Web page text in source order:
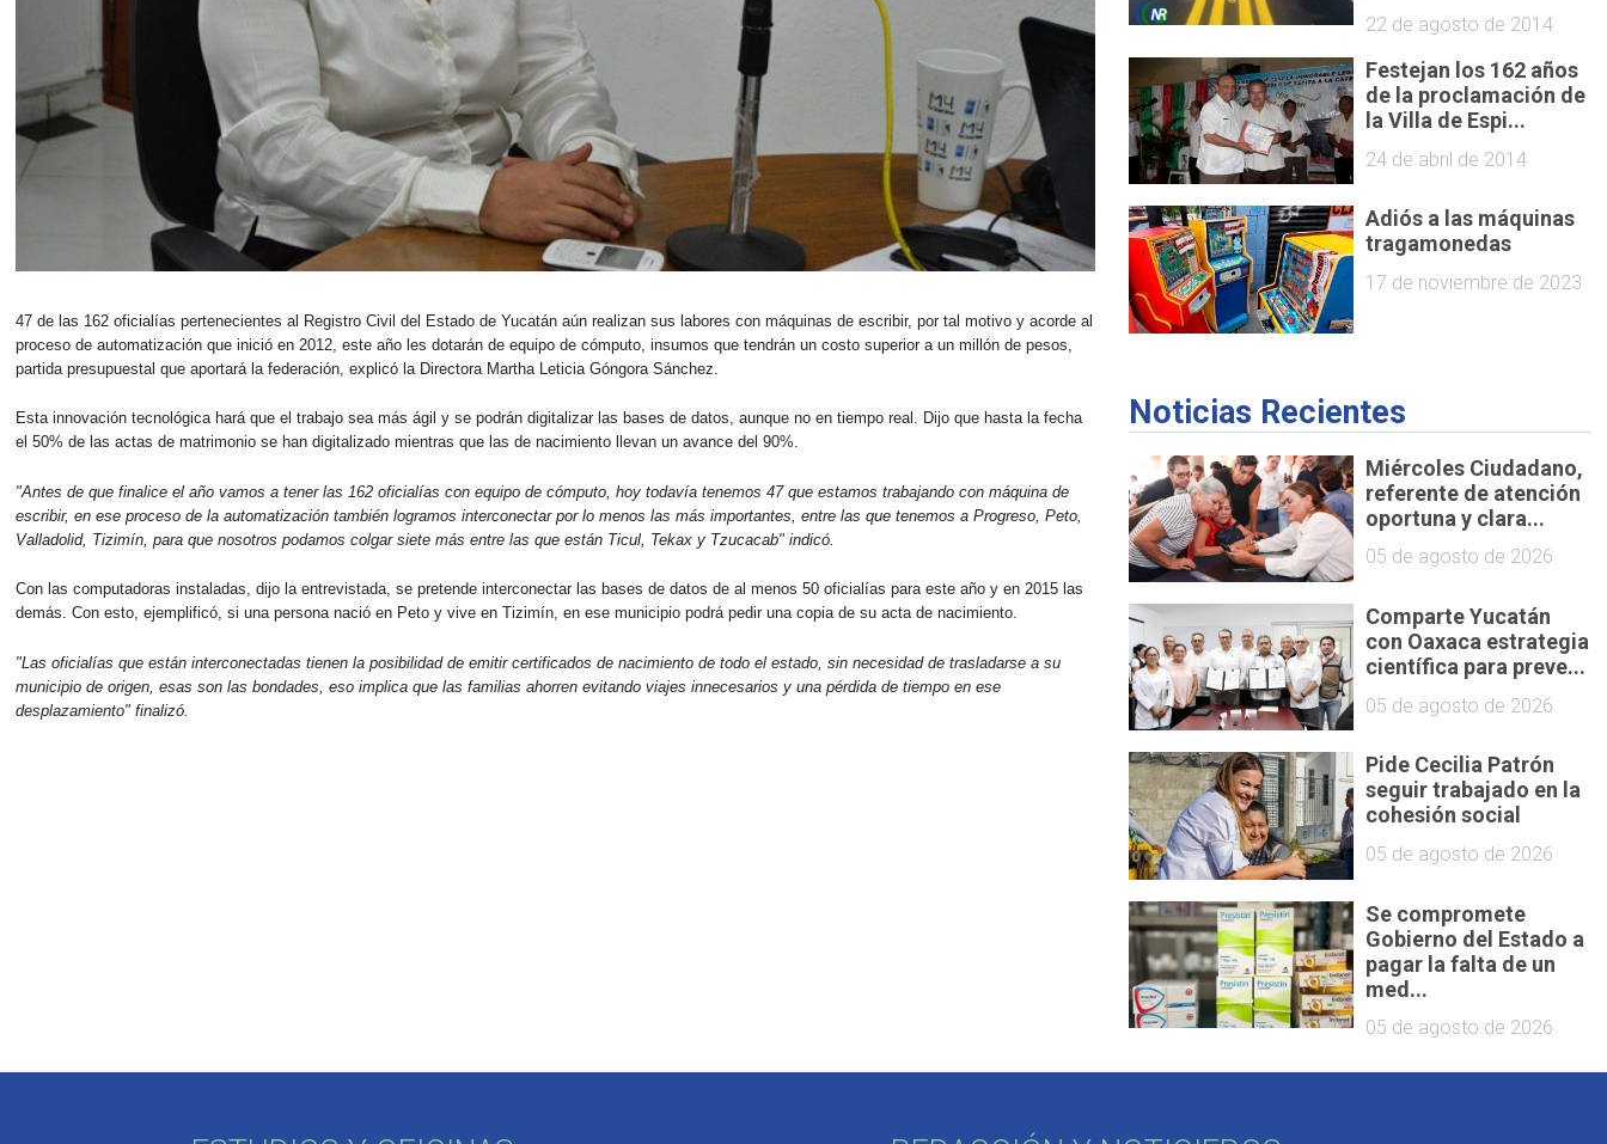
47 de las 162 oficialías pertenecientes al Registro Civil del Estado de Yucatán aún realizan sus labores con máquinas de escribir, por tal motivo y acorde al
proceso de automatización que inició en 2012, este año les dotarán de equipo de cómputo, insumos que tendrán un costo superior a un millón de pesos,
partida presupuestal que aportará la federación, explicó la Directora Martha Leticia Góngora Sánchez.
Esta innovación tecnológica hará que el trabajo sea más ágil y se podrán digitalizar las bases de datos, aunque no en tiempo real. Dijo que hasta la fecha
el 50% de las actas de matrimonio se han digitalizado mientras que las de nacimiento llevan un avance del 90%.
"Antes de que finalice el año vamos a tener las 162 oficialías con equipo de cómputo, hoy todavía tenemos 47 que estamos trabajando con máquina de
escribir, en ese proceso de la automatización también logramos interconectar por lo menos las más importantes, entre las que tenemos a Progreso, Peto,
Valladolid, Tizimín, para que nosotros podamos colgar siete más entre las que están Ticul, Tekax y Tzucacab" indicó.
Con las computadoras instaladas, dijo la entrevistada, se pretende interconectar las bases de datos de al menos 50 oficialías para este año y en 2015 las
demás. Con esto, ejemplificó, si una persona nació en Peto y vive en Tizimín, en ese municipio podrá pedir una copia de su acta de nacimiento.
"Las oficialías que están interconectadas tienen la posibilidad de emitir certificados de nacimiento de todo el estado, sin necesidad de trasladarse a su
municipio de origen, esas son las bondades, eso implica que las familias ahorren evitando viajes innecesarios y una pérdida de tiempo en ese
desplazamiento" finalizó.
22 de agosto de 2014
Festejan los 162 años
de la proclamación de
la Villa de Espi...
24 de abril de 2014
Adiós a las máquinas
tragamonedas
17 de noviembre de 2023
Noticias Recientes
Miércoles Ciudadano,
referente de atención
oportuna y clara...
05 de agosto de 2026
Comparte Yucatán
con Oaxaca estrategia
científica para preve...
05 de agosto de 2026
Pide Cecilia Patrón
seguir trabajado en la
cohesión social
05 de agosto de 2026
Se compromete
Gobierno del Estado a
pagar la falta de un
med...
05 de agosto de 2026